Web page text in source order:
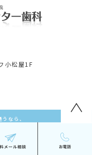
小松屋1F
なら、